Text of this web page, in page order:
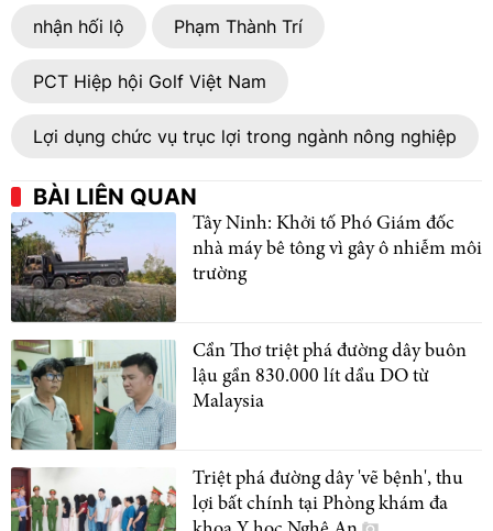
nhận hối lộ Phạm Thành Trí
PCT Hiệp hội Golf Việt Nam
Lợi dụng chức vụ trục lợi trong ngành nông nghiệp
BÀI LIÊN QUAN
Tây Ninh: Khởi tố Phó Giám đốc
nhà máy bê tông vì gây ô nhiễm môi
trường
Cần Thơ triệt phá đường dây buôn
lậu gần 830.000 lít dầu DO từ
Malaysia
Triệt phá đường dây 'vẽ bệnh', thu
lợi bất chính tại Phòng khám đa